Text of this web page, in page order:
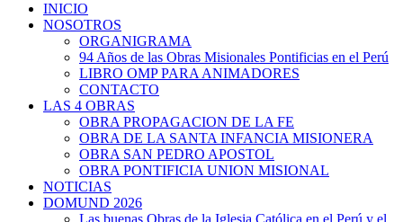
INICIO
NOSOTROS
ORGANIGRAMA
94 Años de las Obras Misionales Pontificias en el Perú
LIBRO OMP PARA ANIMADORES
CONTACTO
LAS 4 OBRAS
OBRA PROPAGACION DE LA FE
OBRA DE LA SANTA INFANCIA MISIONERA
OBRA SAN PEDRO APOSTOL
OBRA PONTIFICIA UNION MISIONAL
NOTICIAS
DOMUND 2026
Las buenas Obras de la Iglesia Católica en el Perú y el